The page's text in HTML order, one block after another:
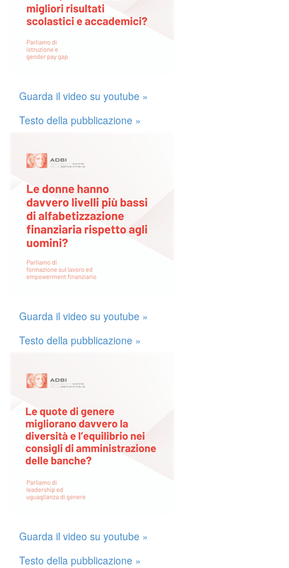
Guarda il video su youtube »
Testo della pubblicazione »
Guarda il video su youtube »
Testo della pubblicazione »
Guarda il video su youtube »
Testo della pubblicazione »